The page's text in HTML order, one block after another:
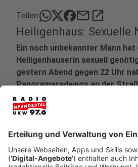
Teilen: mailopen_in_new
Heiligenhaus: Sexuelle
Ein noch unbekannter Mann
Heiligenhauserin sexuell
gestern Abend gegen 22 Uhr
Panoramaradwegs an der
unterwegs. Sie war Teil einer
geholfen hatte nach einer
Jährige hielt an einem
der Vermissten.
Veröffentlicht:Freitag, 26.02.2021